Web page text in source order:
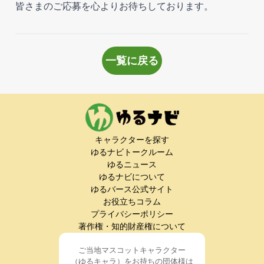
皆さまのご応募を心よりお待ちしております。
一覧に戻る
キャラクターを探す
ゆるナビトークルーム
ゆるニュース
ゆるナビについて
ゆるバース公式サイト
お役立ちコラム
プライバシーポリシー
著作権・知的財産権について
ご当地マスコットキャラクター
（ゆるキャラ）をお持ちの団体様は